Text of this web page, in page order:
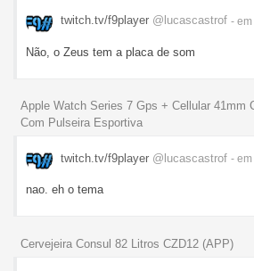
twitch.tv/f9player @lucascastrof - em
Não, o Zeus tem a placa de som
Apple Watch Series 7 Gps + Cellular 41mm
Com Pulseira Esportiva
twitch.tv/f9player @lucascastrof -
nao. eh o tema
Cervejeira Consul 82 Litros CZD12 (APP)